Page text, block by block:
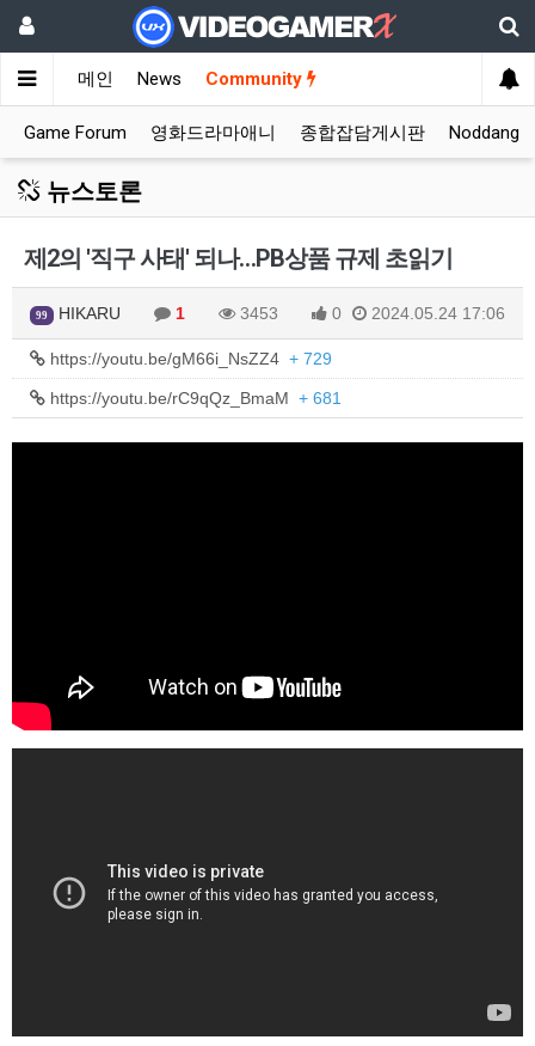
메인 News Community
Game Forum 영화드라마애니 종합잡담게시판 Noddang
뉴스토론
제2의 '직구 사태' 되나…PB상품 규제 초읽기
99 HIKARU 1 3453 0 2024.05.24 17:06
https://youtu.be/gM66i_NsZZ4 + 729
https://youtu.be/rC9qQz_BmaM + 681